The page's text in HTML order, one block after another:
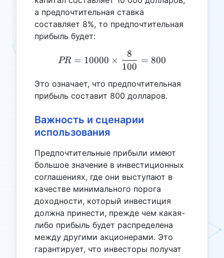
а предпочтительная ставка
составляет 8%, то предпочтительная
прибыль будет:
PR = 10 000 \times
PR = 10000 ×
100
8
= 800
Это означает, что предпочтительная
прибыль составит 800 долларов.
Важность и сценарии
использования
Предпочтительные прибыли имеют
большое значение в инвестиционных
соглашениях, где они выступают в
качестве минимального порога
доходности, который инвестиция
должна принести, прежде чем какая-
либо прибыль будет распределена
между другими акционерами. Это
гарантирует, что инвесторы получат